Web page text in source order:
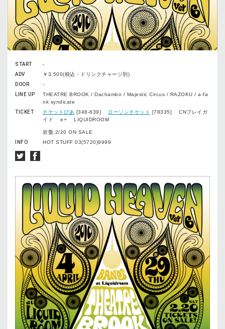
START
-
ADV
￥3,500(税込・ドリンクチャージ別)
DOOR
-
LINE UP
THEATRE BROOK / Dachambo / Majestic Circus / RAZOKU / a-fa
nk syndicate
TICKET
チケットぴあ [348-839] ローソンチケット [78335] CNプレイガ
イド e+ LIQUIDROOM
岩盤,2/20 ON SALE
INFO
HOT STUFF 03(5720)9999